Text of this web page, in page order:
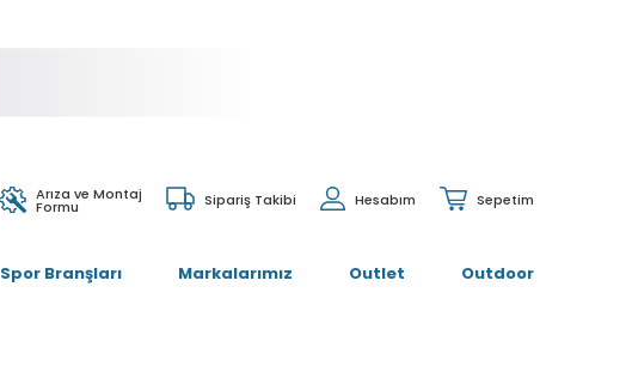
Sepetim
Hesabım
Sipariş Takibi
Arıza ve Montaj
Formu
Spor Branşları Markalarımız Outlet Outdoor